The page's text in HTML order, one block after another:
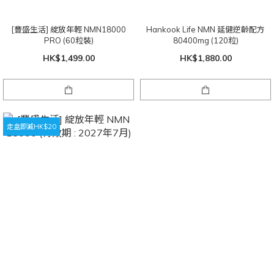
[豐盛生活] 綻放年輕 NMN18000
PRO (60粒裝)
HK$1,499.00
Hankook Life NMN 延健逆齡配方
80400mg (120粒)
HK$1,880.00
走盒即減HK$20